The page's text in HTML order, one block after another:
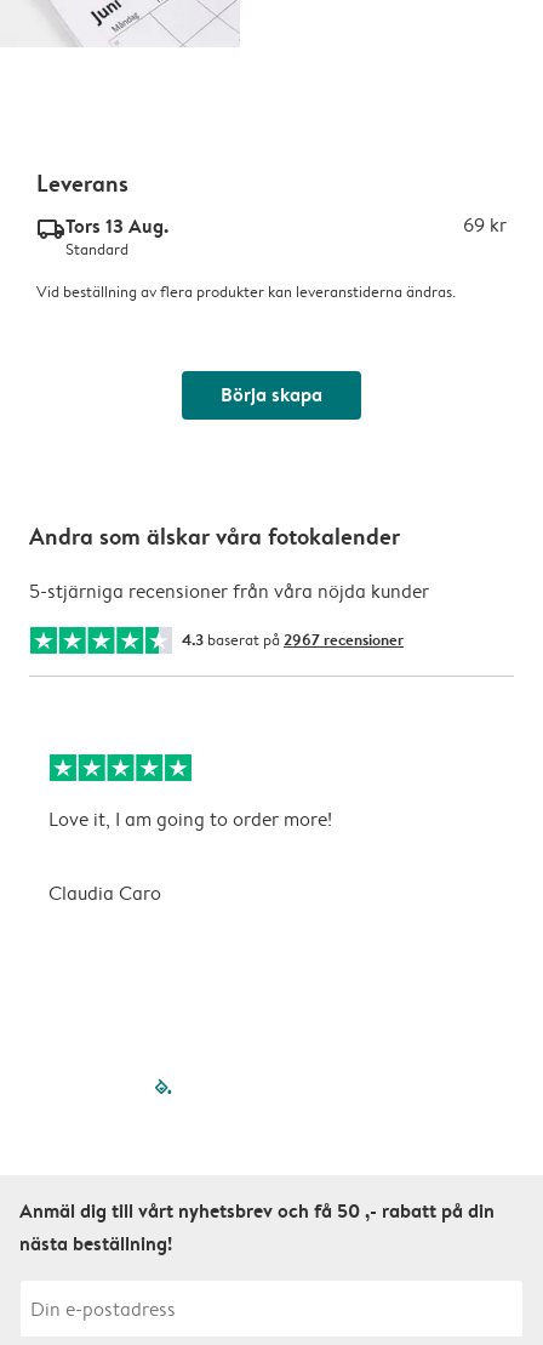
Leverans
delivery_standard_v2Tors 13 Aug. 69 kr
Standard
Vid beställning av flera produkter kan leveranstiderna ändras.
Börja skapa
Andra som älskar våra fotokalender
5-stjärniga recensioner från våra nöjda kunder
4.3 baserat på 2967 recensioner
Love it, I am going to order more!
Claudia Caro
filled-pagination
Anmäl dig till vårt nyhetsbrev och få 50 ,- rabatt på din
nästa beställning!